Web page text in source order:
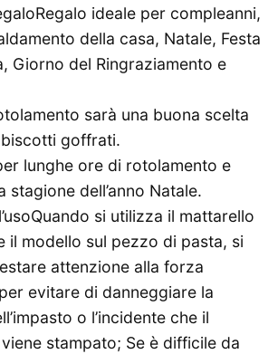
ideale per compleanni,
della casa, Natale, Festa
Giorno del Ringraziamento e
sarà una buona scelta
goffrati.
lunghe ore di rotolamento e
stagione dell’anno Natale.
si utilizza il mattarello
il modello sul pezzo di pasta, si
attenzione alla forza
evitare di danneggiare la
o l’incidente che il
stampato; Se è difficile da